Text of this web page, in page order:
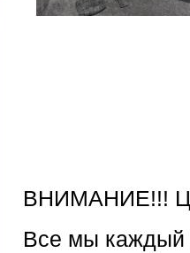
ВНИМАНИЕ!!!
Все мы каждый